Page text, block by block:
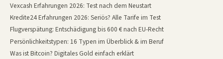
Vexcash Erfahrungen 2026: Test nach dem Neustart
Kredite24 Erfahrungen 2026: Seriös? Alle Tarife im Test
Flugverspätung: Entschädigung bis 600 € nach EU-Recht
Persönlichkeitstypen: 16 Typen im Überblick & im Beruf
Was ist Bitcoin? Digitales Gold einfach erklärt